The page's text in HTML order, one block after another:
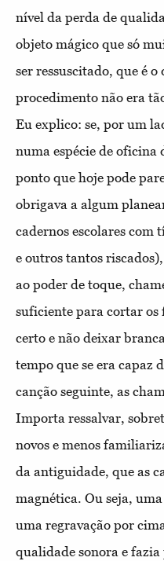
nível da perda de
objeto mágico que só
ser ressuscitado, que é
procedimento não era
Eu explico: se, por um
numa espécie de oficina
ponto que hoje pode
obrigava a algum
cadernos escolares com
e outros tantos
ao poder de toque,
suficiente para cortar os
certo e não deixar
tempo que se era capaz
canção seguinte, as
Importa ressalvar,
novos e menos
da antiguidade, que as
magnética. Ou seja,
uma regravação por
qualidade sonora e